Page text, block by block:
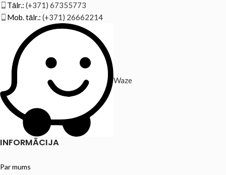
Tālr.: (+371) 67355773
Mob. tālr.: (+371) 26662214
Waze
INFORMĀCIJA
Par mums